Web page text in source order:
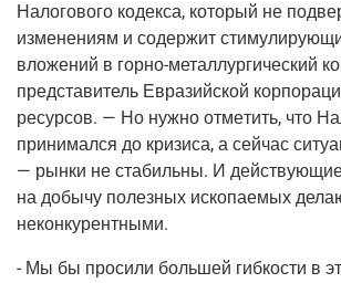
Нало­го­во­го кодек­са, кото­рый не
изме­не­ни­ям и содер­жит
вло­же­ний в гор­но-метал­лур­ги­че­ский
пред­ста­ви­тель Евразий­ской
ресур­сов. — Но нуж­но отме­тить, что
при­ни­мал­ся до кри­зи­са, а сей­час
— рын­ки не ста­биль­ны. И дей­ству­ю­щие
на добы­чу полез­ных иско­па­е­мых
неконкурентными.
- Мы бы про­си­ли боль­шей гиб­ко­сти в